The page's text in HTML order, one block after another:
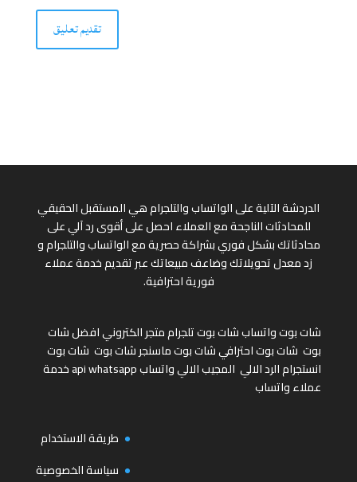
الدردشة الآلية على الواتساب والتلجرام هي المستقبل الحقيقي
للمحادثات الناجحة مع العملاء احصل على أقوى رد آلي على
محادثاتك بشكل فوري بشراكة حصرية مع الواتساب والتلجرام و
زد معدل تحويلاتك وضاعف مبيعاتك عبر تقديم خدمة عملاء
فورية احترافية.
شات بوت واتسابشات بوت تلجراممتجر الكترونيافضل شات
بوت شات بوت احترافيشات بوت ماسنجرشات بوت شات بوت
انستجرامالرد الالي المجيب الالي واتسابapi whatsappخدمة
عملاء واتساب
طريقة الاستخدام
سياسة الخصوصية